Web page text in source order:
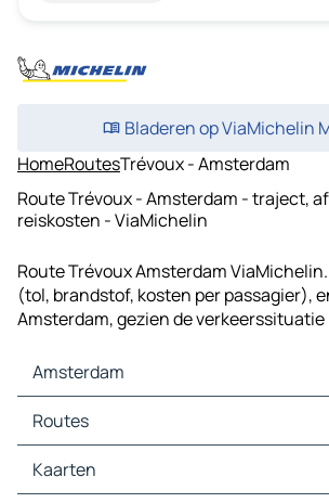
Bladeren op ViaMichelin
HomeRoutesTrévoux - Amsterdam
Route Trévoux - Amsterdam - traject,
reiskosten - ViaMichelin
Route Trévoux Amsterdam
(tol, brandstof, kosten per passagier),
Amsterdam, gezien de verkeerssituatie
Amsterdam
Amsterdam Kaarten
Amsterdam Verkeer
Amsterdam Hotels
Amsterdam Restaurants
Routes
Routes Amsterdam - 's-Gravenhage
Routes Amsterdam - Rotterdam
Kaarten